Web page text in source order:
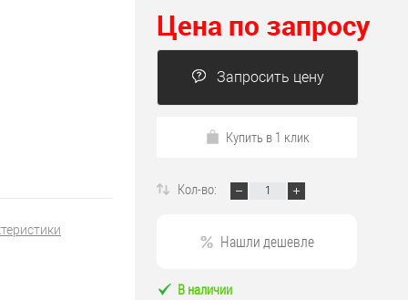
Цена по запросу
Запросить цену
Купить в 1 клик
Кол-во:
Нашли дешевле
В наличии